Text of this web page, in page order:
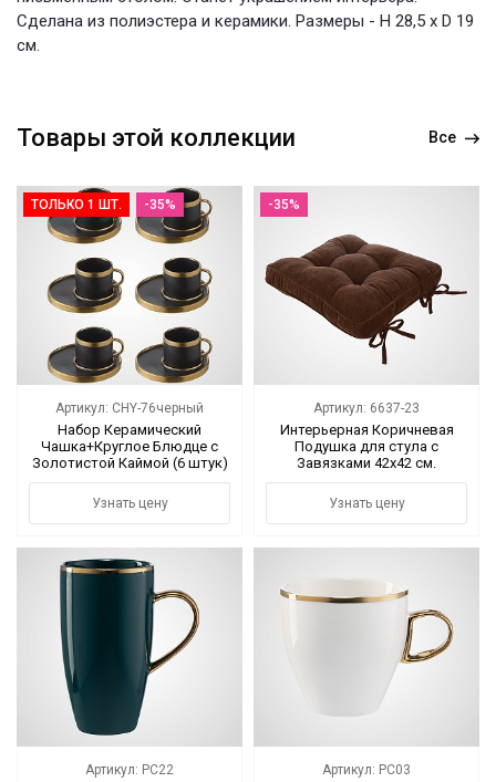
Сделана из полиэстера и керамики. Размеры - H 28,5 x D 19
см.
Товары этой коллекции Все
ТОЛЬКО 1 ШТ. -35%
Артикул: CHY-76черный
Набор Керамический
Чашка+Круглое Блюдце с
Золотистой Каймой (6 штук)
Черный
Узнать цену
-35%
Артикул: 6637-23
Интерьерная Коричневая
Подушка для стула с
Завязками 42х42 см.
Узнать цену
Артикул: PC22 Артикул: PC03